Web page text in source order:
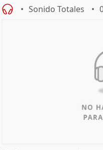
Sonido Totales